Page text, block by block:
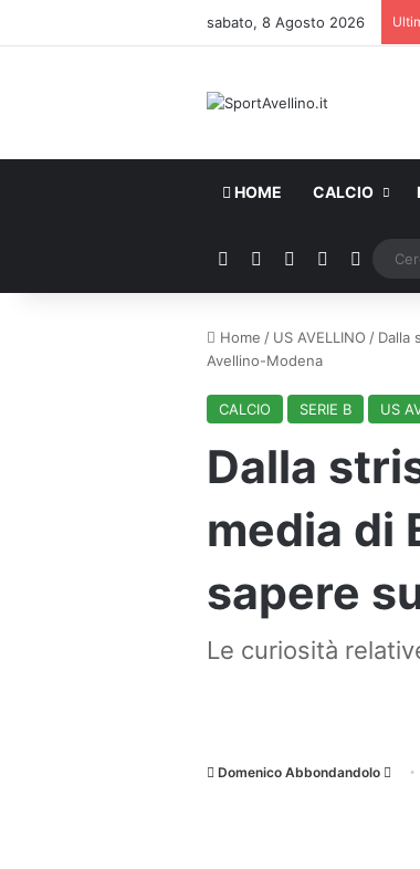
sabato, 8 Agosto 2026
HOME CALCIO
Facebook You TubeInstagram
Home / US AVELLINO / Dalla
Avellino-Modena
CALCIO SERIE B US
Dalla
media di
sapere
Le curiosità
Domenico Abbondandolo
Invia